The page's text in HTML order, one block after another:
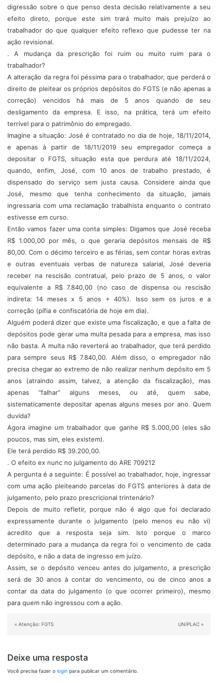
digressão sobre o que penso desta decisão relativamente a seu
efeito direto, porque este sim trará muito mais prejuízo ao
trabalhador do que qualquer efeito reflexo que pudesse ter na
ação revisional.
. A mudança da prescrição foi ruim ou muito ruim para o
trabalhador?
A alteração da regra foi péssima para o trabalhador, que perderá o
direito de pleitear os próprios depósitos do FGTS (e não apenas a
correção) vencidos há mais de 5 anos quando de seu
desligamento da empresa. E isso, na prática, terá um efeito
terrível para o patrimônio do empregado.
Imagine a situação: José é contratado no dia de hoje, 18/11/2014,
e apenas à partir de 18/11/2019 seu empregador começa a
depositar o FGTS, situação esta que perdura até 18/11/2024,
quando, enfim, José, com 10 anos de trabalho prestado, é
dispensado do serviço sem justa causa. Considere ainda que
José, mesmo que tenha conhecimento da situação, jamais
ingressaria com uma reclamação trabalhista enquanto o contrato
estivesse em curso.
Então vamos fazer uma conta simples: Digamos que José receba
R$ 1.000,00 por mês, o que geraria depósitos mensais de R$
80,00. Com o décimo terceiro e as férias, sem contar horas extras
e outras eventuais verbas de natureza salarial, José deveria
receber na rescisão contratual, pelo prazo de 5 anos, o valor
equivalente a R$ 7.840,00 (no caso de dispensa ou rescisão
indireta: 14 meses x 5 anos + 40%). Isso sem os juros e a
correção (pífia e confiscatória de hoje em dia).
Alguém poderá dizer que existe uma fiscalização, e que a falta de
depósitos pode gerar uma multa pesada para a empresa, mas isso
não basta. A multa não reverterá ao trabalhador, que terá perdido
para sempre seus R$ 7.840,00. Além disso, o empregador não
precisa chegar ao extremo de não realizar nenhum depósito em 5
anos (atraindo assim, talvez, a atenção da fiscalização), mas
apenas “falhar” alguns meses, ou até, quem sabe,
sistematicamente depositar apenas alguns meses por ano. Quem
duvida?
Agora imagine um trabalhador que ganhe R$ 5.000,00 (eles são
poucos, mas sim, eles existem).
Ele terá perdido R$ 39.200,00.
. O efeito ex nunc no julgamento do ARE 709212
A pergunta é a seguinte: É possível ao trabalhador, hoje, ingressar
com uma ação pleiteando parcelas do FGTS anteriores à data de
julgamento, pelo prazo prescricional trintenário?
Depois de muito refletir, porque não é algo que foi declarado
expressamente durante o julgamento (pelo menos eu não vi)
acredito que a resposta seja sim. Isto porque o marco
determinado para a mudança da regra foi o vencimento de cada
depósito, e não a data de ingresso em juízo.
Assim, se o depósito venceu antes do julgamento, a prescrição
será de 30 anos à contar do vencimento, ou de cinco anos a
contar da data do julgamento (o que ocorrer primeiro), mesmo
para quem não ingressou com a ação.
« Atenção: FGTS UNIPLAC »
Deixe uma resposta
Você precisa fazer o login para publicar um comentário.